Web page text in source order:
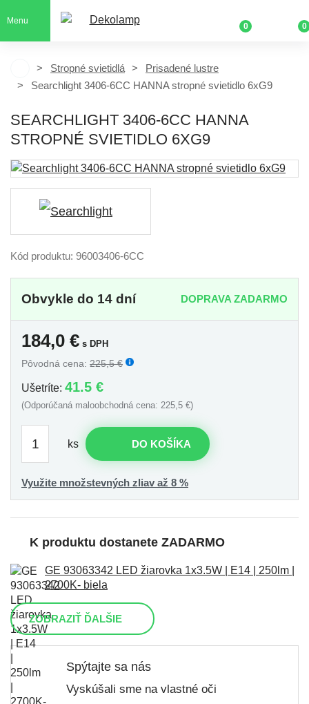
Menu
0 0
Stropné svietidlá
Prisadené lustre
Searchlight 3406-6CC HANNA stropné svietidlo 6xG9
SEARCHLIGHT 3406-6CC HANNA
STROPNÉ SVIETIDLO 6XG9
Kód produktu: 96003406-6CC
Obvykle do 14 dní DOPRAVA ZADARMO
184,0 € s DPH
Pôvodná cena: 225,5 €
Ušetríte: 41.5 €
(Odporúčaná maloobchodná cena: 225,5 €)
ks DO KOŠÍKA
Využite množstevných zliav až 8 %
K produktu dostanete ZADARMO
GE 93063342 LED žiarovka 1x3.5W | E14 | 250lm |
2700K- biela
ZOBRAZIŤ ĎALŠIE
Spýtajte sa nás
Vyskúšali sme na vlastné oči